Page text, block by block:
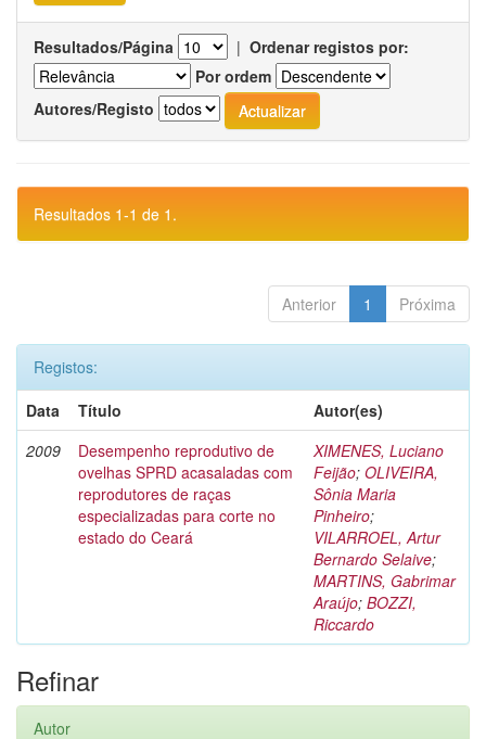
Resultados/Página | Ordenar registos por:
Por ordem
Autores/Registo
Resultados 1-1 de 1.
Anterior 1 Próxima
Registos:
Data
Título
Autor(es)
2009
Desempenho reprodutivo de
ovelhas SPRD acasaladas com
reprodutores de raças
especializadas para corte no
estado do Ceará
XIMENES, Luciano
Feijão; OLIVEIRA,
Sônia Maria
Pinheiro;
VILARROEL, Artur
Bernardo Selaive;
MARTINS, Gabrimar
Araújo; BOZZI,
Riccardo
Refinar
Autor